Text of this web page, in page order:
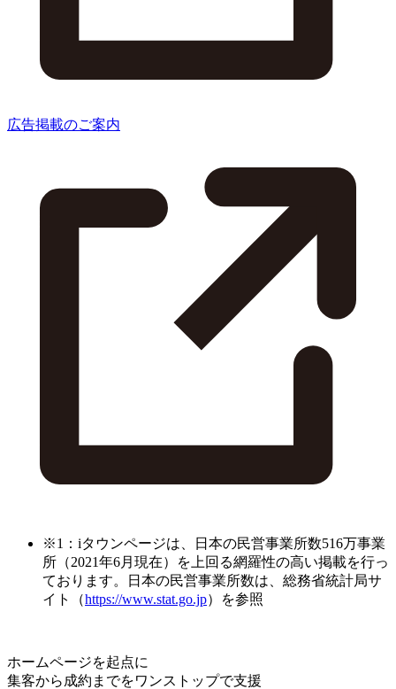
広告掲載のご案内
※1：iタウンページは、日本の民営事業所数516万事業
所（2021年6月現在）を上回る網羅性の高い掲載を行っ
ております。日本の民営事業所数は、総務省統計局サ
イト（https://www.stat.go.jp）を参照
ホームページを起点に
集客から成約までをワンストップで支援